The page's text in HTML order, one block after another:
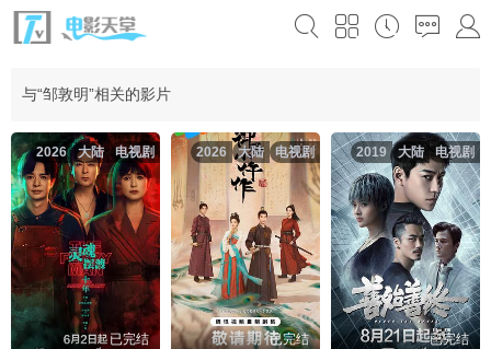
与“邹敦明”相关的影片
电视剧
大陆
2026
已完结
电视剧
大陆
2026
已完结
电视剧
大陆
2019
已完结